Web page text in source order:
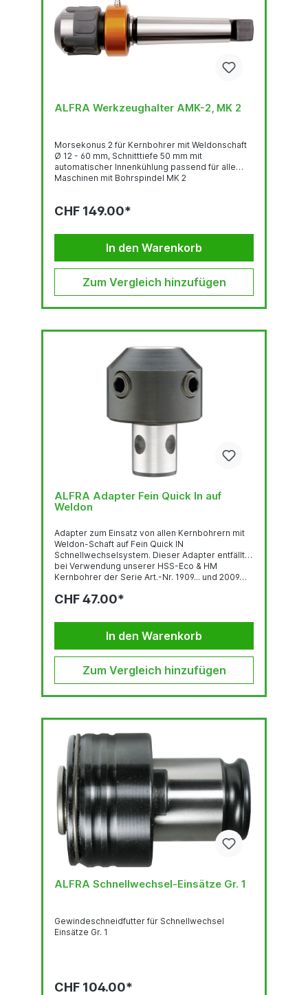
ALFRA Werkzeughalter AMK-2, MK 2
Morsekonus 2 für Kernbohrer mit Weldonschaft
Ø 12 - 60 mm, Schnitttiefe 50 mm mit
automatischer Innenkühlung passend für alle
Maschinen mit Bohrspindel MK 2
CHF 149.00*
In den Warenkorb
Zum Vergleich hinzufügen
ALFRA Adapter Fein Quick In auf
Weldon
Adapter zum Einsatz von allen Kernbohrern mit
Weldon-Schaft auf Fein Quick IN
Schnellwechselsystem. Dieser Adapter entfällt
bei Verwendung unserer HSS-Eco & HM
Kernbohrer der Serie Art.-Nr. 1909... und 2009…
CHF 47.00*
In den Warenkorb
Zum Vergleich hinzufügen
ALFRA Schnellwechsel-Einsätze Gr. 1
Gewindeschneidfutter für Schnellwechsel
Einsätze Gr. 1
CHF 104.00*